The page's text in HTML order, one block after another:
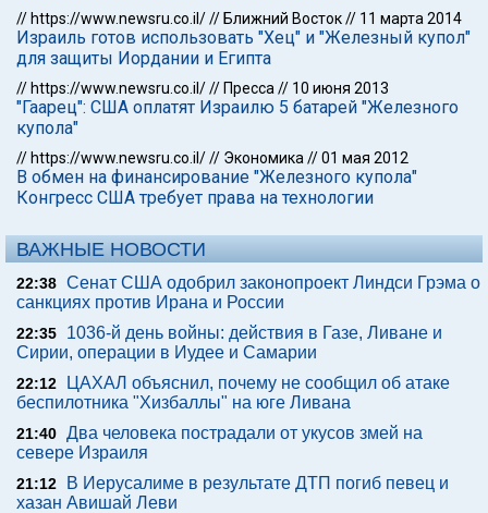
// https://www.newsru.co.il/// Ближний Восток// 11 марта 2014
Израиль готов использовать "Хец" и "Железный купол"
для защиты Иордании и Египта
// https://www.newsru.co.il/// Пресса // 10 июня 2013
"Гаарец": США оплатят Израилю 5 батарей "Железного
купола"
// https://www.newsru.co.il/// Экономика //01 мая 2012
В обмен на финансирование "Железного купола"
Конгресс США требует права на технологии
ВАЖНЫЕ НОВОСТИ
22:38 Сенат США одобрил законопроект Линдси Грэма о
санкциях против Ирана и России
22:35
1036-й день войны: действия в Газе, Ливане и
Сирии, операции в Иудее и Самарии
22:12
ЦАХАЛ объяснил, почему не сообщил об атаке
беспилотника "Хизбаллы" на юге Ливана
21:40 Два человека пострадали от укусов змей на
севере Израиля
21:12
В Иерусалиме в результате ДТП погиб певец и
хазан Авишай Леви